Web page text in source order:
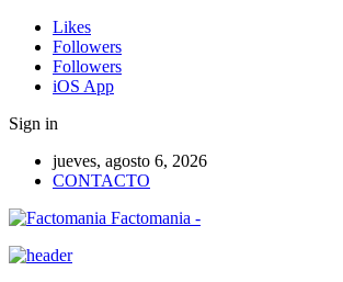
Likes
Followers
Followers
iOS App
Sign in
jueves, agosto 6, 2026
CONTACTO
Factomania -